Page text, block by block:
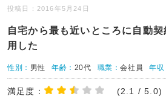
投稿日：2016年5月24日
自宅から最も近いところに自動
用した
性別： 男性 年齢： 20代 職業：会社員 年収
満足度： (2.1 / 5.0)